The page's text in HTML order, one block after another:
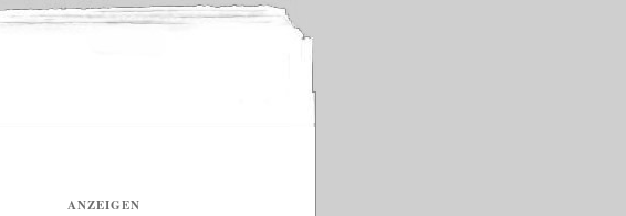
ANZEIGEN